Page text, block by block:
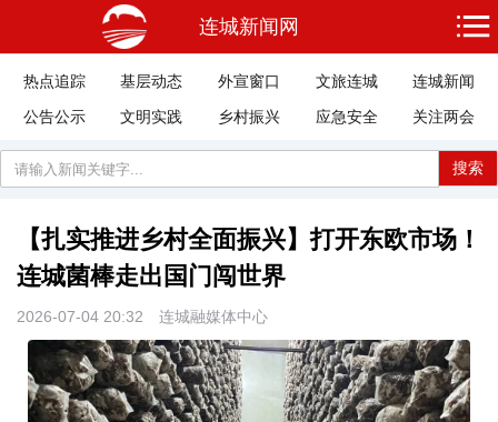
连城新闻网
热点追踪 基层动态 外宣窗口 文旅连城
连城新闻
公告公示
文明实践 乡村振兴 应急安全 关注两会
搜索
【扎实推进乡村全面振兴】打开东欧市场！
连城菌棒走出国门闯世界
2026-07-04 20:32 连城融媒体中心